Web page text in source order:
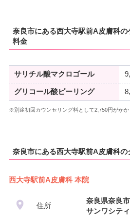
奈良市にある西大寺駅前A皮膚科
料金
サリチル酸マクロゴール
グリコール酸ピーリング
※別途初回カウンセリング料として2,750円がかか
奈良市にある西大寺駅前A皮膚科の
西大寺駅前A皮膚科 本院
住所
奈良県奈良
サンワシテ